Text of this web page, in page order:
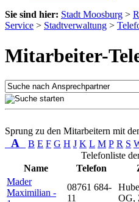
Sie sind hier: Stadt Moosburg >
Service > Stadtverwaltung >
Mitarbeiter-
Sprung zu den Mitarbeitern mit
A B E F G H J K L M P R S
Telefonliste
Name
Telefon
Mader
Maximilian -
08761 684-
11
OG,